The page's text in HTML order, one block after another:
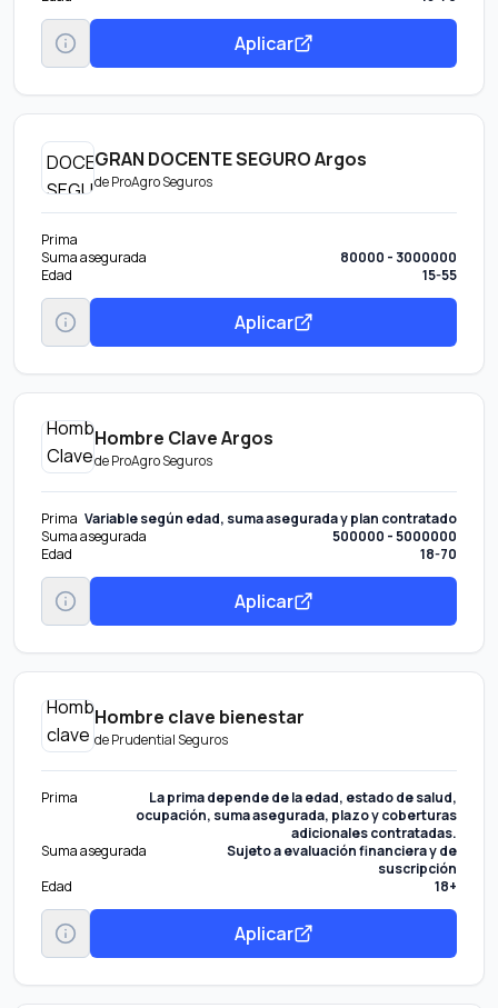
Aplicar
GRAN DOCENTE SEGURO Argos
deProAgro Seguros
Prima
Suma asegurada
80000 - 3000000
Edad
15-55
Aplicar
Hombre Clave Argos
deProAgro Seguros
Prima Variable según edad, suma asegurada y plan contratado
Suma asegurada
500000 - 5000000
Edad
18-70
Aplicar
Hombre clave bienestar
dePrudential Seguros
Prima
La prima depende de la edad, estado de salud,
ocupación, suma asegurada, plazo y coberturas
adicionales contratadas.
Suma asegurada
Sujeto a evaluación financiera y de
suscripción
Edad
18+
Aplicar